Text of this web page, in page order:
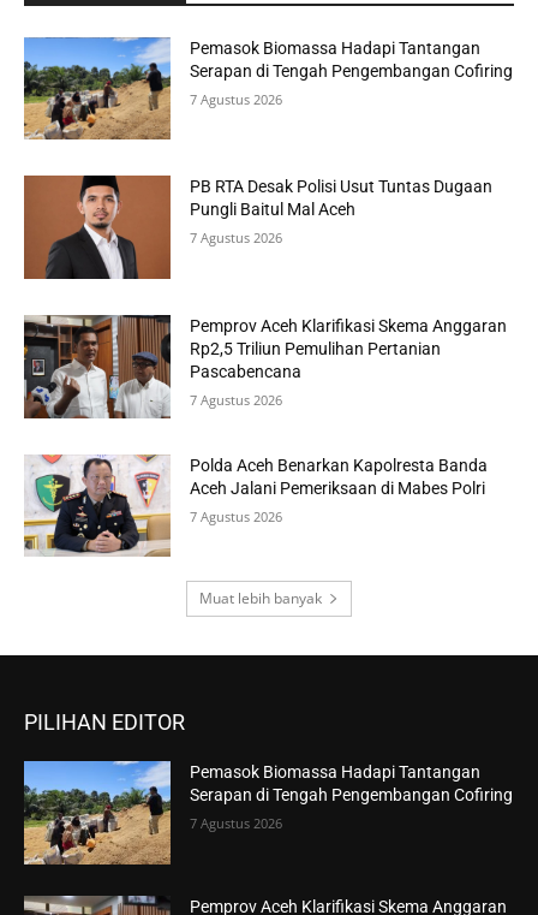
Pemasok Biomassa Hadapi Tantangan
Serapan di Tengah Pengembangan Cofiring
7 Agustus 2026
PB RTA Desak Polisi Usut Tuntas Dugaan
Pungli Baitul Mal Aceh
7 Agustus 2026
Pemprov Aceh Klarifikasi Skema Anggaran
Rp2,5 Triliun Pemulihan Pertanian
Pascabencana
7 Agustus 2026
Polda Aceh Benarkan Kapolresta Banda
Aceh Jalani Pemeriksaan di Mabes Polri
7 Agustus 2026
Muat lebih banyak
PILIHAN EDITOR
Pemasok Biomassa Hadapi Tantangan
Serapan di Tengah Pengembangan Cofiring
7 Agustus 2026
Pemprov Aceh Klarifikasi Skema Anggaran